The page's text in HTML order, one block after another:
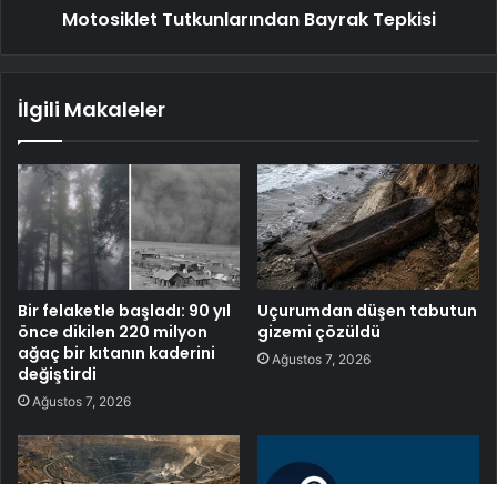
Motosiklet Tutkunlarından Bayrak Tepkisi
İlgili Makaleler
Bir felaketle başladı: 90 yıl
önce dikilen 220 milyon
ağaç bir kıtanın kaderini
değiştirdi
Ağustos 7, 2026
Uçurumdan düşen tabutun
gizemi çözüldü
Ağustos 7, 2026